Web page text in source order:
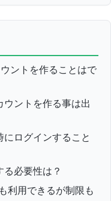
ントを作ることはで
ントを作る事は出
ログインすること
必要性は？
利用できるが制限も